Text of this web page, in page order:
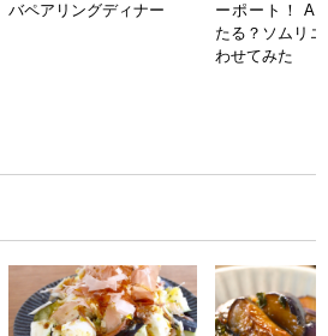
バペアリングディナー
ーポート！ AI
たる？ソムリ
わせてみた